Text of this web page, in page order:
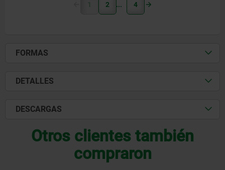
1 2 4
FORMAS
DETALLES
DESCARGAS
Otros clientes también
compraron